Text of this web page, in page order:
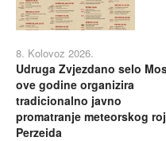
8. Kolovoz 2026.
Udruga Zvjezdano selo
ove godine organizira
tradicionalno javno
promatranje meteorskog
Perzeida